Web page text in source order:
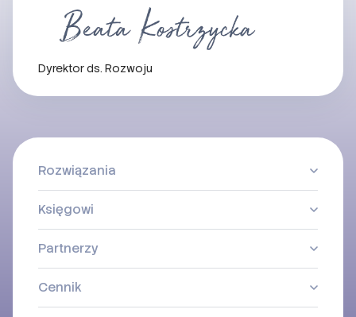
Dyrektor ds. Rozwoju
Rozwiązania
Księgowi
Partnerzy
Cennik